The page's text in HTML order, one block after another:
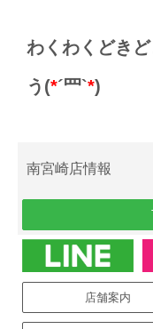
わくわくどき
う(*´罒`*)
南宮崎店情報
店舗案内